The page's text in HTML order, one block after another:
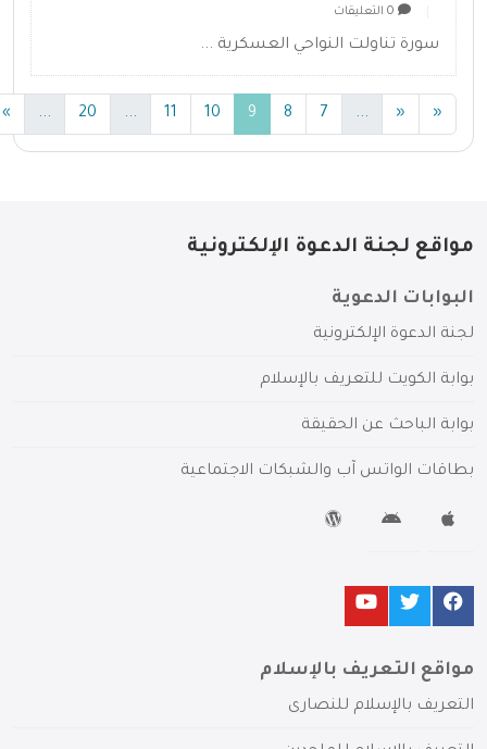
سورة تناولت النواحي العسكرية ...
«
«
...
7
8
9
10
11
...
20
...
»
مواقع لجنة الدعوة الإلكترونية
البوابات الدعوية
لجنة الدعوة الإلكترونية
بوابة الكويت للتعريف بالإسلام
بوابة الباحث عن الحقيقة
بطاقات الواتس آب والشبكات الاجتماعية
مواقع التعريف بالإسلام
التعريف بالإسلام للنصارى